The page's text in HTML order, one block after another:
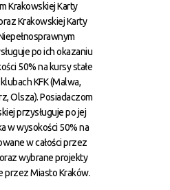
Krakowskiej Karty
Krakowskiej Karty
po ich okazaniu
50% na kursy stałe
KFK (Malwa,
Olsza). Posiadaczom
przysługuje po jej
w wysokości 50% na
w całości przez
wybrane projekty
przez Miasto Kraków.